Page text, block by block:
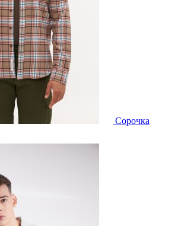
Сорочка